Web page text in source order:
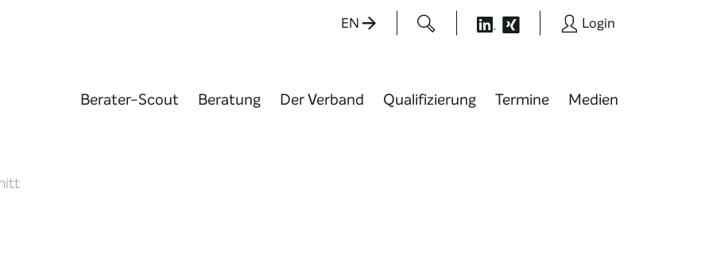
EN Login
Berater-Scout Beratung Der Verband Qualifizierung Termine Medien